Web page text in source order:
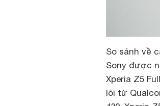
So sánh về
Sony được
Xperia Z5
lõi tứ